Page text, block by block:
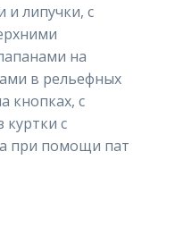
и липучки, с
на
в рельефных
кнопках, с
с
при помощи пат